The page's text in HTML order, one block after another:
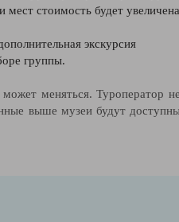
мест стоимость будет увеличена
экскурсия
группы.
меняться. Туроператор
выше музеи будут